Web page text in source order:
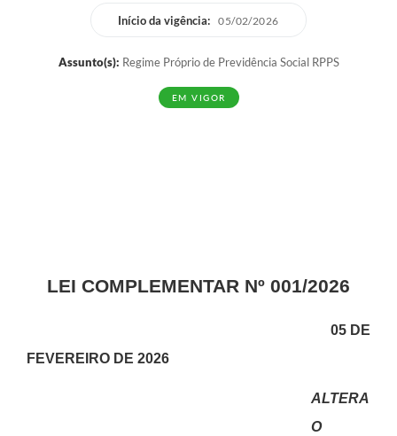
Início da vigência: 05/02/2026
Assunto(s): Regime Próprio de Previdência Social RPPS
EM VIGOR
LEI COMPLEMENTAR Nº 001/2026
05 DE
FEVEREIRO DE 2026
ALTERA
O